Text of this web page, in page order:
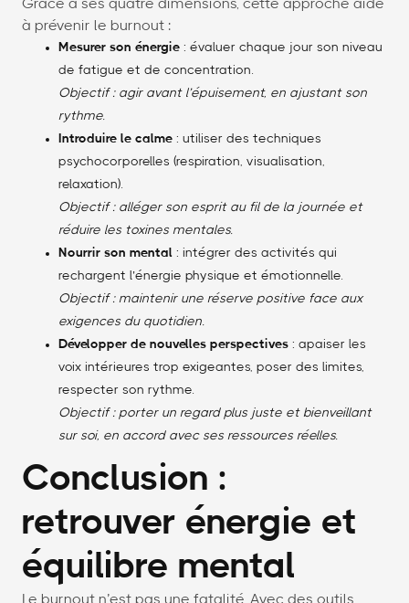
Grâce à ses quatre dimensions, cette approche aide
à prévenir le burnout :
Mesurer son énergie : évaluer chaque jour son niveau
de fatigue et de concentration.
Objectif : agir avant l’épuisement, en ajustant son
rythme.
Introduire le calme : utiliser des techniques
psychocorporelles (respiration, visualisation,
relaxation).
Objectif : alléger son esprit au fil de la journée et
réduire les toxines mentales.
Nourrir son mental : intégrer des activités qui
rechargent l’énergie physique et émotionnelle.
Objectif : maintenir une réserve positive face aux
exigences du quotidien.
Développer de nouvelles perspectives : apaiser les
voix intérieures trop exigeantes, poser des limites,
respecter son rythme.
Objectif : porter un regard plus juste et bienveillant
sur soi, en accord avec ses ressources réelles.
Conclusion :
retrouver énergie et
équilibre mental
Le burnout n’est pas une fatalité. Avec des outils